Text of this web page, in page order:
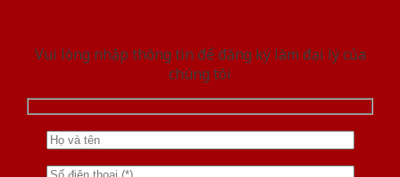
Vui lòng nhập thông tin để đăng ký làm đại lý của
chúng tôi